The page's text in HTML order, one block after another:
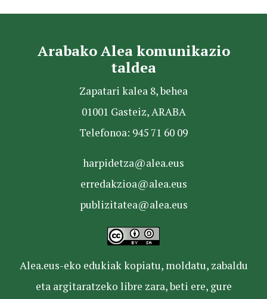
Arabako Alea komunikazio
taldea
Zapatari kalea 8, behea
01001 Gasteiz, ARABA
Telefonoa: 945 71 60 09
harpidetza@alea.eus
erredakzioa@alea.eus
publizitatea@alea.eus
Alea.eus-eko edukiak kopiatu, moldatu, zabaldu
eta argitaratzeko libre zara, beti ere, gure